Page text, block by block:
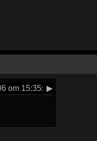
om 15:35: ▶